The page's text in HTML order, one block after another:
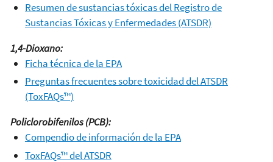
Resumen de sustancias tóxicas del Registro de
Sustancias Tóxicas y Enfermedades (ATSDR)
1,4-Dioxano:
Ficha técnica de la EPA
Preguntas frecuentes sobre toxicidad del ATSDR
(ToxFAQs™)
Policlorobifenilos (PCB):
Compendio de información de la EPA
ToxFAQs™ del ATSDR